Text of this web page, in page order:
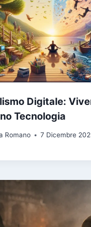
Digitale:
Tecnologia
Romano 7 Dicembre